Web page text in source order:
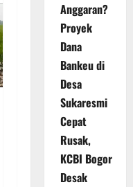
Anggaran?
Proyek
Dana
Bankeu di
Desa
Sukaresmi
Cepat
Rusak,
KCBI Bogor
Desak